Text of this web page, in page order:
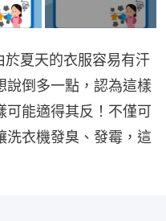
夏天的衣服容易有汗
說倒多一點，認為這樣
可能適得其反！不僅可
洗衣機發臭、發霉，這